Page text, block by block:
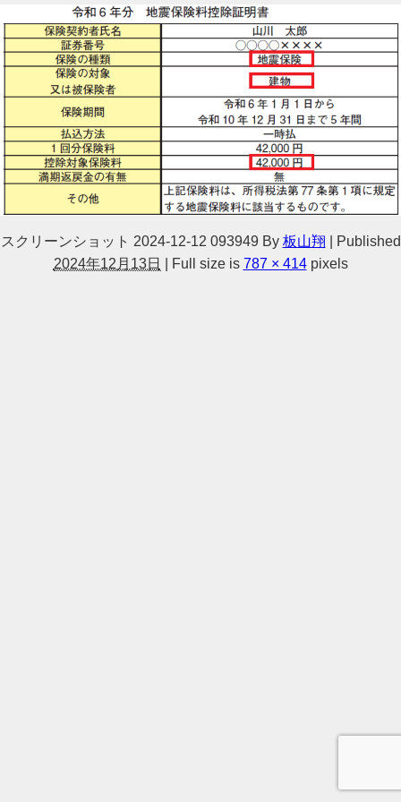
スクリーンショット 2024-12-12 093949 By 板山翔
Published
2024年12月13日
Full size is 787 × 414pixels